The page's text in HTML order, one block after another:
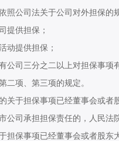
公司法关于公司对外担保的
供担保；
提供担保；
司三分之二以上对担保事项
项、第三项的规定。
于担保事项已经董事会或者
司承担担保责任的，人民法
保事项已经董事会或者股东